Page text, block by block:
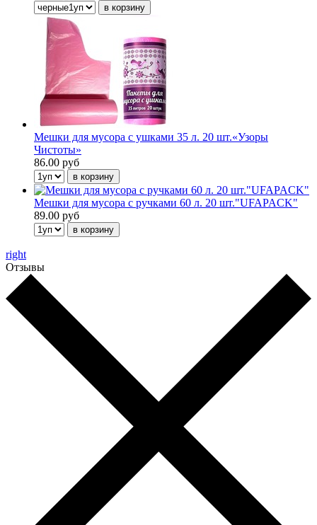
Мешки для мусора с ушками 35 л. 20 шт.«Узоры
Чистоты»
86.00 руб
Мешки для мусора с ручками 60 л. 20 шт."UFAPACK"
89.00 руб
right
Отзывы